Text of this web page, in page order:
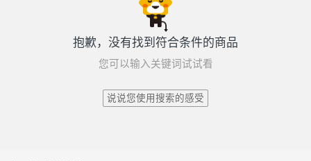
抱歉，没有找到符合条件的商品
您可以输入关键词试试看
说说您使用搜索的感受